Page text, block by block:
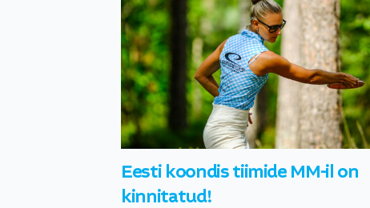
Eesti koondis tiimide MM-il on
kinnitatud!